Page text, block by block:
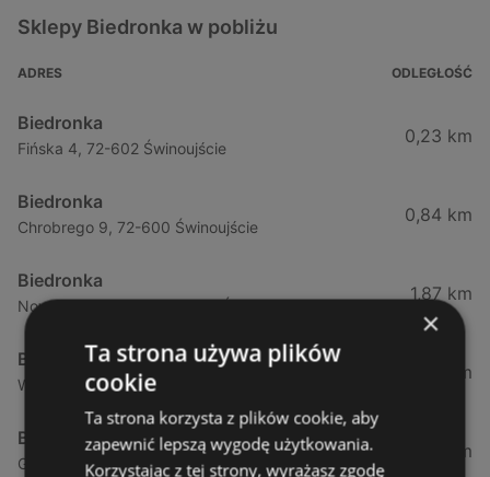
Sklepy Biedronka w pobliżu
ADRES ODLEGŁOŚĆ
Biedronka
Fińska 4, 72-602 Świnoujście
0,23 km
Biedronka
Chrobrego 9, 72-600 Świnoujście
0,84 km
Biedronka
Nowokarsiborska 2, 72-600 Świnoujście
1,87 km
Biedronka
Wojska Polskiego 16a, 72-600 Świnoujście
2,77 km
Biedronka
Gryfa Pomorskiego, 72-500 Międzyzdroje
12,39 km
×
Ta strona używa plików
cookie
Ta strona korzysta z plików cookie, aby
zapewnić lepszą wygodę użytkowania.
Korzystając z tej strony, wyrażasz zgodę